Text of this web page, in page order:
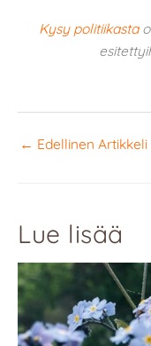
Kysy politiikasta
← Edellinen Artikkeli
Lue lisää